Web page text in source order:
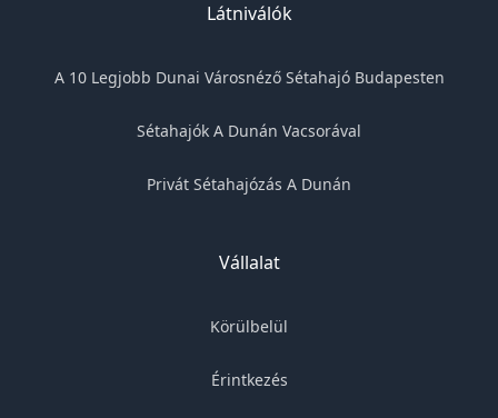
Látniválók
A 10 Legjobb Dunai Városnéző Sétahajó Budapesten
Sétahajók A Dunán Vacsorával
Privát Sétahajózás A Dunán
Vállalat
Körülbelül
Érintkezés